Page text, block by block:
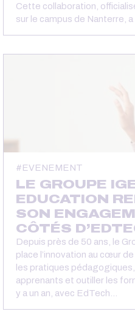
Cette collaboration,
sur le campus de Nanterre, a
EVENEMENT
LE GROUPE
EDUCATION
SON
CÔTÉS
Depuis près de 50 ans, le
place l’innovation au cœur
les pratiques
apprenants et outiller les
y a un an, avec EdTech…